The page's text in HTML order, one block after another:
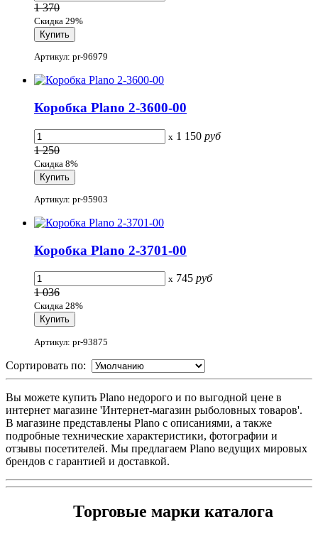
1 370
Скидка 29%
Артикул: pr-96979
Коробка Plano 2-3600-00
x 1 150 руб
1 250
Скидка 8%
Артикул: pr-95903
Коробка Plano 2-3701-00
x 745 руб
1 036
Скидка 28%
Артикул: pr-93875
Сортировать по:
Вы можете купить Plano недорого и по выгодной цене в
интернет магазине 'Интернет-магазин рыболовных товаров'.
В магазине представлены Plano с описаниями, а также
подробные технические характеристики, фотографии и
отзывы посетителей. Мы предлагаем Plano ведущих мировых
брендов с гарантией и доставкой.
Торговые марки каталога